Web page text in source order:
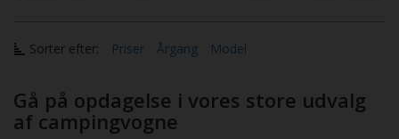
Sorter efter: Priser Årgang Model
Gå på opdagelse i vores store udvalg
af campingvogne